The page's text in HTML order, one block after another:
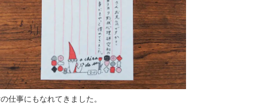
仕事にもなれてきました。